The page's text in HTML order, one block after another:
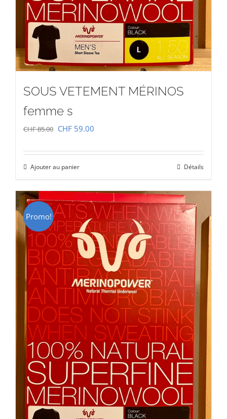
SOUS VETEMENT MÉRINOS
femme s
CHF85.00 Le
initial
était :
CHF 85.00.
CHF 59.00
actuel
CHF 59.00.
Ajouter au panier Détails
Promo!